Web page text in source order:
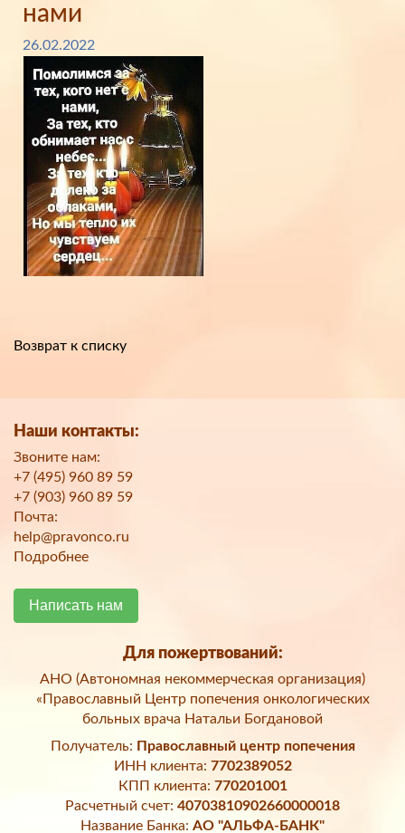
нами
26.02.2022
Возврат к списку
Наши контакты:
Звоните нам:
+7 (495) 960 89 59
+7 (903) 960 89 59
Почта:
help@pravonco.ru
Подробнее
Написать нам
Для пожертвований:
АНО (Автономная некоммерческая организация)
«Православный Центр попечения онкологических
больных врача Натальи Богдановой
Получатель: Православный центр попечения
ИНН клиента: 7702389052
КПП клиента: 770201001
Расчетный счет: 40703810902660000018
Название Банка: АО "АЛЬФА-БАНК"